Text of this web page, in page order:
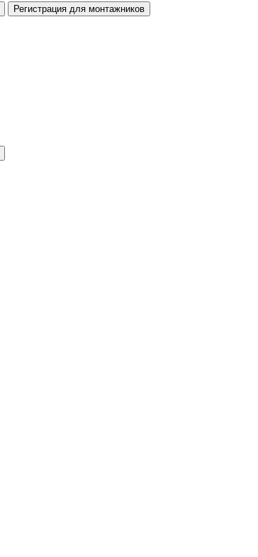
Регистрация для монтажников